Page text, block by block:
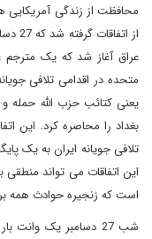
محافظت از زندگی
از
عراق آغاز شد که یک مترجم
متحده در اقدامی تلافی
یعنی کتائب حزب الله حمله
بغداد را محاصره کرد. این
تلافی جویانه ایران به یک
این اتفاقات می تواند
است که زنجیره حوادث همه